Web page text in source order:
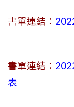
書單連結：
書單連結：
表